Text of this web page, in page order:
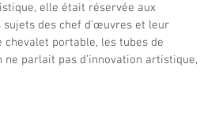
elle était réservée aux
des chef d’œuvres et leur
portable, les tubes de
parlait pas d’innovation artistique,